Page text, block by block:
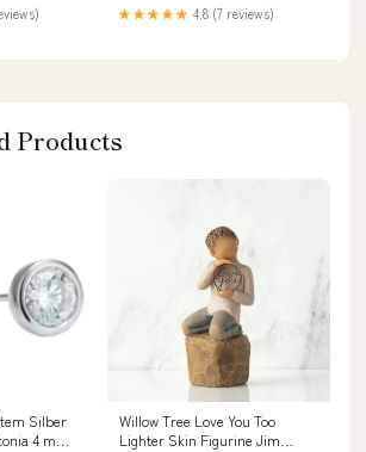
★★★★★ 4.8 (7 reviews)
Products
Silber
Willow Tree Love You Too
Lighter Skin Figurine Jim